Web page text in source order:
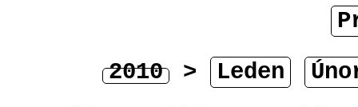
2010 > Leden